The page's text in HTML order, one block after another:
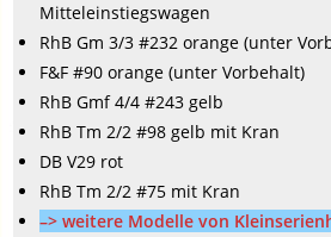
Mitteleinstiegswagen
RhB Gm 3/3 #232 orange (unter
F&F #90 orange (unter Vorbehalt)
RhB Gmf 4/4 #243 gelb
RhB Tm 2/2 #98 gelb mit Kran
DB V29 rot
RhB Tm 2/2 #75 mit Kran
–> weitere Modelle von